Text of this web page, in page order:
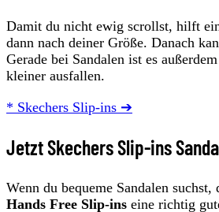
Damit du nicht ewig scrollst, hilft
dann nach deiner Größe. Danach
Gerade bei Sandalen ist es
kleiner ausfallen.
* Skechers Slip-ins ➔
Jetzt Skechers Slip-ins
Wenn du bequeme Sandalen
Hands Free Slip-ins eine richtig